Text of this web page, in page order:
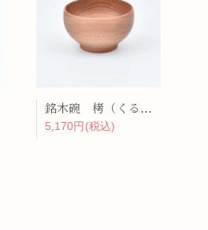
銘木碗 栲（くるみ）
5,170円(税込)